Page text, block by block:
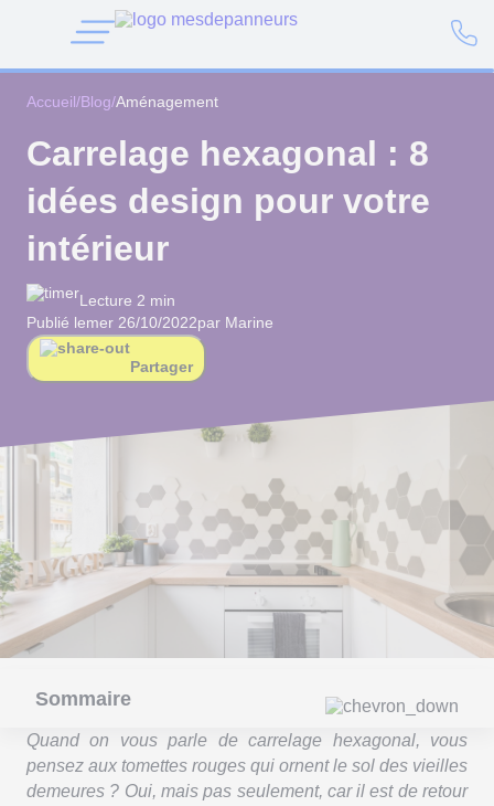
Accueil/Blog/Aménagement
Carrelage hexagonal : 8
idées design pour votre
intérieur
Lecture 2 min
Publié lemer 26/10/2022par Marine
Partager
Sommaire
Quand on vous parle de carrelage hexagonal, vous
pensez aux tomettes rouges qui ornent le sol des vieilles
demeures ? Oui, mais pas seulement, car il est de retour